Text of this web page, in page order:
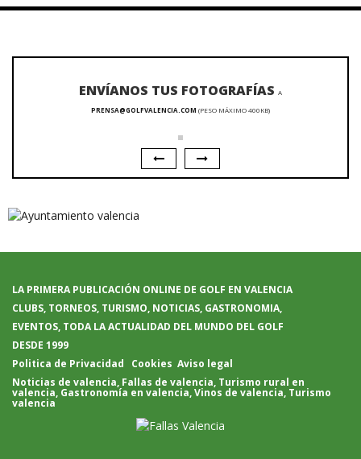
ENVÍANOS TUS FOTOGRAFÍAS A
PRENSA@GOLFVALENCIA.COM (PESO MÁXIMO 400KB)
LA PRIMERA PUBLICACIÓN ONLINE DE GOLF EN VALENCIA
CLUBS, TORNEOS, TURISMO, NOTICIAS, GASTRONOMIA,
EVENTOS, TODA LA ACTUALIDAD DEL MUNDO DEL GOLF
DESDE 1999
Politica de Privacidad
Cookies Aviso legal
Noticias de valencia, Fallas de valencia, Turismo rural en
valencia, Gastronomía en valencia,Vinos de valencia, Turismo
valencia